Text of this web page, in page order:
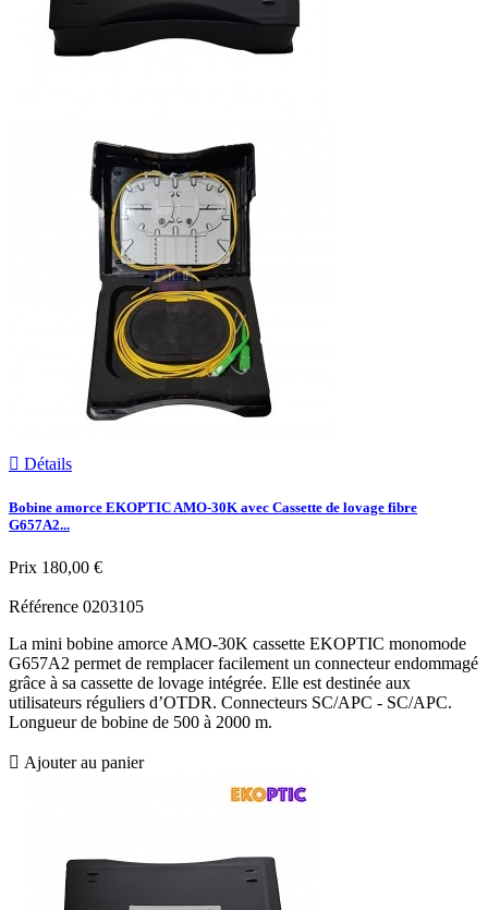
 Détails
Bobine amorce EKOPTIC AMO-30K avec Cassette de lovage fibre
G657A2...
Prix 180,00 €
Référence 0203105
La mini bobine amorce AMO-30K cassette EKOPTIC monomode
G657A2 permet de remplacer facilement un connecteur endommagé
grâce à sa cassette de lovage intégrée. Elle est destinée aux
utilisateurs réguliers d’OTDR. Connecteurs SC/APC - SC/APC.
Longueur de bobine de 500 à 2000 m.
 Ajouter au panier